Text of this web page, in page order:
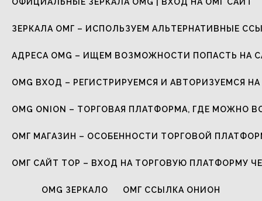
ЗЕРКАЛА ОМГ – ИСПОЛЬЗУЕМ АЛЬТЕРНАТИВНЫЕ
АДРЕСА OMG – ИЩЕМ ВОЗМОЖНОСТИ ПОПАСТЬ НА
OMG ВХОД – РЕГИСТРИРУЕМСЯ И АВТОРИЗУЕМСЯ
OMG ONION – ТОРГОВАЯ ПЛАТФОРМА, ГДЕ МОЖНО
ОМГ МАГАЗИН – ОСОБЕННОСТИ ТОРГОВОЙ
ОМГ САЙТ ТОР – ВХОД НА ТОРГОВУЮ ПЛАТФОРМУ
OMG ЗЕРКАЛО ОМГ ССЫЛКА ОНИОН